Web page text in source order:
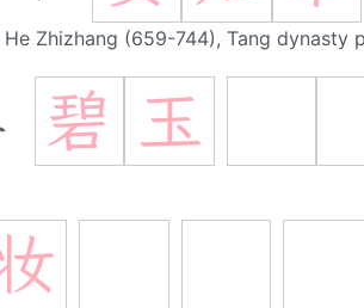
He Zhizhang (659-744), Tang dynasty
碧 玉